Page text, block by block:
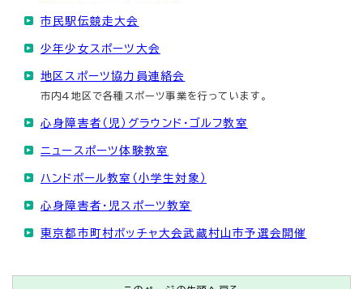
市民駅伝競走大会
少年少女スポーツ大会
地区スポーツ協力員連絡会
市内4地区で各種スポーツ事業を行っています。
心身障害者（児）グラウンド・ゴルフ教室
ニュースポーツ体験教室
ハンドボール教室（小学生対象）
心身障害者・児スポーツ教室
東京都市町村ボッチャ大会武蔵村山市予選会開催